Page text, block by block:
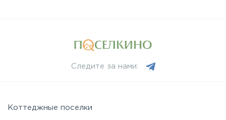
Новорижское
Следите за нами:
Коттеджные поселки